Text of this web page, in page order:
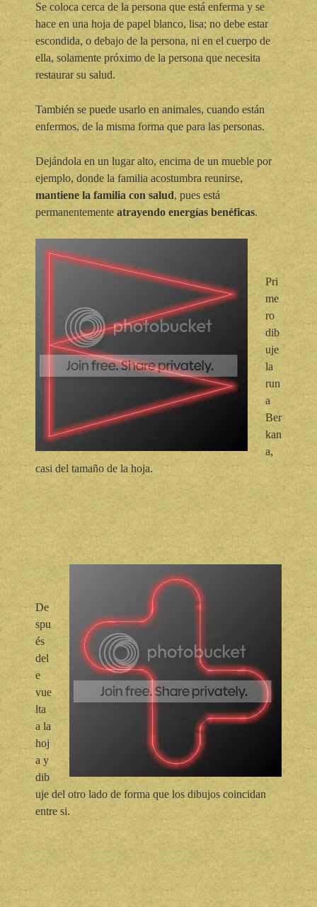
Se coloca cerca de la persona que está enferma y se
hace en una hoja de papel blanco, lisa; no debe estar
escondida, o debajo de la persona, ni en el cuerpo de
ella, solamente próximo de la persona que necesita
restaurar su salud.
También se puede usarlo en animales, cuando están
enfermos, de la misma forma que para las personas.
Dejándola en un lugar alto, encima de un mueble por
ejemplo, donde la familia acostumbra reunirse,
mantiene la familia con salud, pues está
permanentemente atrayendo energías benéficas.
Pri
me
ro
dib
uje
la
run
a
Ber
kan
a,
casi del tamaño de la hoja.
De
spu
és
del
e
vue
lta
a la
hoj
a y
dib
uje del otro lado de forma que los dibujos coincidan
entre si.